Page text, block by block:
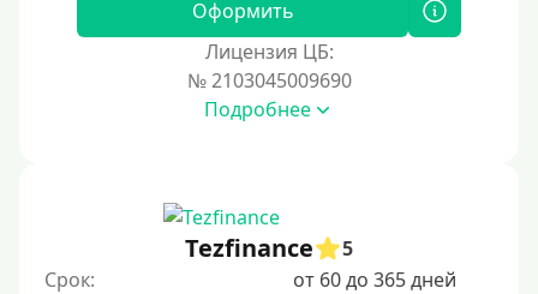
30 дней без процентов
100 дней
Оформить
Лицензия ЦБ:
№ 2103045009690
Подробнее
Tezfinance
5
Срок:
от 60 до 365 дней